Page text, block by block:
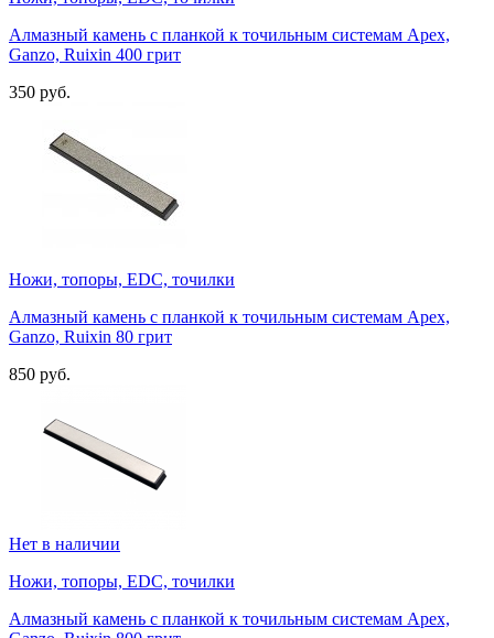
Алмазный камень с планкой к точильным системам Apex,
Ganzo, Ruixin 400 грит
350 руб.
Ножи, топоры, EDC, точилки
Алмазный камень с планкой к точильным системам Apex,
Ganzo, Ruixin 80 грит
850 руб.
Нет в наличии
Ножи, топоры, EDC, точилки
Алмазный камень с планкой к точильным системам Apex,